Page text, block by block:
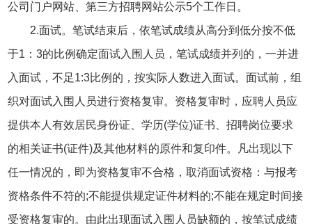
公司门户网站、第三方招聘网站公示5个工作日。
2.面试。笔试结束后，依笔试成绩从高分到低分按不低
于1：3的比例确定面试入围人员，笔试成绩并列的，一并进
入面试，不足1:3比例的，按实际人数进入面试。面试前，组
织对面试入围人员进行资格复审。资格复审时，应聘人员应
提供本人有效居民身份证、学历(学位)证书、招聘岗位要求
的相关证书(证件)及其他材料的原件和复印件。凡出现以下
任一情况的，即为资格复审不合格，取消面试资格：与报考
资格条件不符的;不能提供规定证件材料的;不能在规定时间接
受资格复审的。由此出现面试入围人员缺额的，按笔试成绩